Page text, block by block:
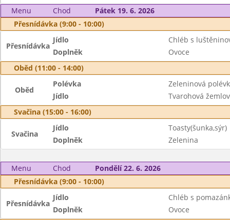
Menu
Chod
Pátek 19. 6. 2026
Přesnídávka (9:00 - 10:00)
Přesnídávka
Jídlo
Chléb s
Doplněk
Ovoce
Oběd (11:00 - 14:00)
Oběd
Polévka
Zeleninová
Jídlo
Tvarohová
Svačina (15:00 - 16:00)
Svačina
Jídlo
Toasty(šunka,sýr)
Doplněk
Zelenina
Menu Chod
Pondělí 22. 6. 2026
Přesnídávka (9:00 - 10:00)
Přesnídávka
Jídlo
Chléb s
Doplněk
Ovoce